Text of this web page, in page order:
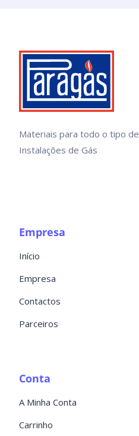
Materiais para todo o tipo de
Instalações de Gás
Empresa
Início
Empresa
Contactos
Parceiros
Conta
A Minha Conta
Carrinho